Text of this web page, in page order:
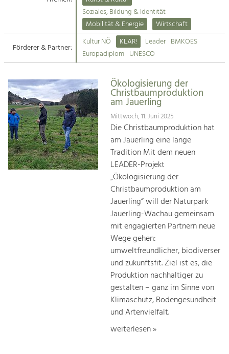
Suche
Impressum
Kontakt
Angebotsentwicklung und
Handwerk, Wissenschaft und Forschung.
Soziales, Bildung &
Identität
Gleichberechtigung, Jugend und
Integration
Mobilität & Energie
Klimawandel, öffentlicher Verkehr und
Steigerung regionaler Wertschöpfung
Soziales, Bildung & Identität
Mobilität & Energie
Wirtschaft
Förderer & Partner:
Kultur NÖ KLAR! Leader BMKOES
Europadiplom UNESCO
Ökologisierung der
Christbaumproduktion
am Jauerling
Mittwoch, 11. Juni 2025
Die Christbaumproduktion hat
am Jauerling eine lange
Tradition Mit dem neuen
LEADER-Projekt
„Ökologisierung der
Christbaumproduktion am
Jauerling“ will der Naturpark
Jauerling-Wachau gemeinsam
mit engagierten Partnern neue
Wege gehen:
umweltfreundlicher, biodiverser
und zukunftsfit. Ziel ist es, die
Produktion nachhaltiger zu
gestalten – ganz im Sinne von
Klimaschutz, Bodengesundheit
und Artenvielfalt.
weiterlesen »